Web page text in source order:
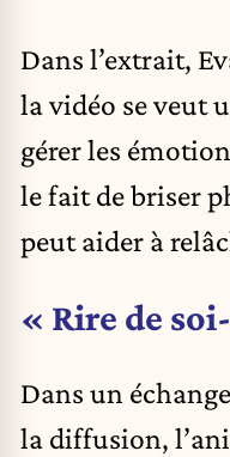
Dans l’extrait,
la vidéo se veut
gérer les
le fait de briser
peut aider à
« Rire de
Dans un
la diffusion,